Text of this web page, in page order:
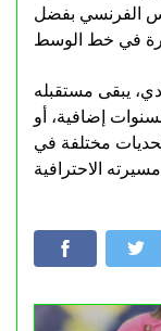
الفرنسي بفضل
يبقى مستقبله
إضافية، أو
مختلفة في